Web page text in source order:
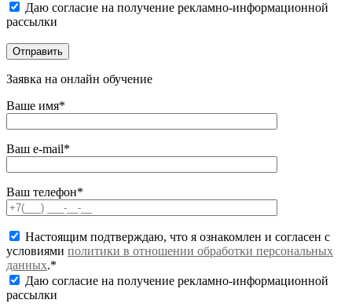
Даю согласие на получение рекламно-информационной
рассылки
Заявка на онлайн обучение
Ваше имя*
Ваш e-mail*
Ваш телефон*
Настоящим подтверждаю, что я ознакомлен и согласен с
условиями политики в отношении обработки персональных
данных.*
Даю согласие на получение рекламно-информационной
рассылки